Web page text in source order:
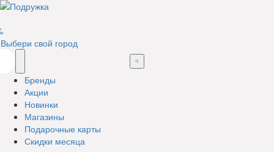
Выбери свой город
Бренды
Акции
Новинки
Магазины
Подарочные карты
Скидки месяца